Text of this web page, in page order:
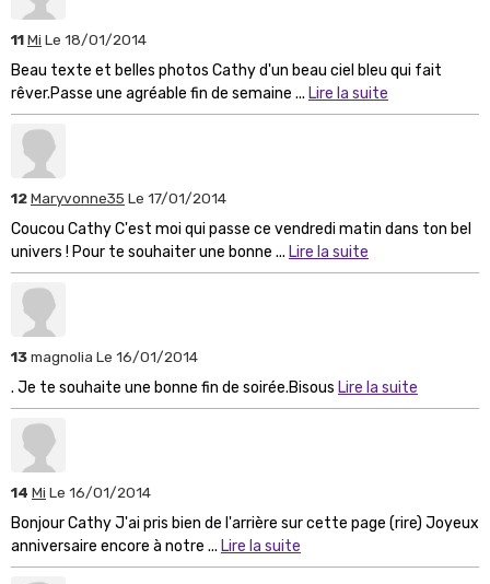
11Mi Le 18/01/2014
Beau texte et belles photos Cathy d'un beau ciel bleu qui fait
rêver.Passe une agréable fin de semaine ... Lire la suite
12Maryvonne35 Le 17/01/2014
Coucou Cathy C'est moi qui passe ce vendredi matin dans ton bel
univers ! Pour te souhaiter une bonne ... Lire la suite
13magnolia Le 16/01/2014
. Je te souhaite une bonne fin de soirée.Bisous Lire la suite
14 Mi Le 16/01/2014
Bonjour Cathy J'ai pris bien de l'arrière sur cette page (rire) Joyeux
anniversaire encore à notre ... Lire la suite